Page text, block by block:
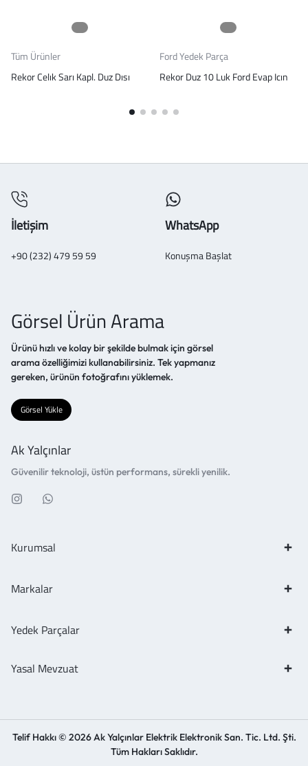
Tüm Ürünler
Rekor Celık Sarı Kapl. Duz Dısı
Ford Yedek Parça
Rekor Duz 10 Luk Ford Evap Icın
İletişim
+90 (232) 479 59 59
WhatsApp
Konuşma Başlat
Görsel Ürün Arama
Ürünü hızlı ve kolay bir şekilde bulmak için görsel
arama özelliğimizi kullanabilirsiniz. Tek yapmanız
gereken, ürünün fotoğrafını yüklemek.
Görsel Yükle
Ak Yalçınlar
Güvenilir teknoloji, üstün performans, sürekli yenilik.
Kurumsal
Markalar
Yedek Parçalar
Yasal Mevzuat
Telif Hakkı © 2026 Ak Yalçınlar Elektrik Elektronik San. Tic. Ltd. Şti.
Tüm Hakları Saklıdır.